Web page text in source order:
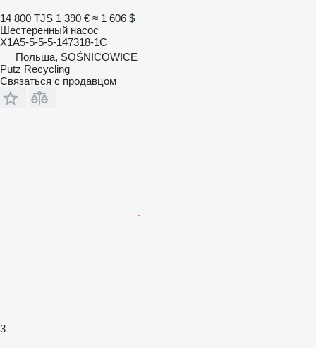
14 800 TJS 1 390 € ≈ 1 606 $
Шестеренный насос
X1A5-5-5-5-147318-1C
Польша, SOŚNICOWICE
Putz Recycling
Связаться с продавцом
3